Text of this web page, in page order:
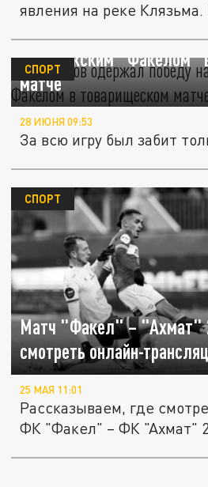
явления на реке
ФК "Ростов" одержал
воронежским "Факелом"
матче
СПОРТ
28 ИЮНЯ 09:53
За всю игру был забит
Матч "Факел" – "Ахмат"
смотреть онлайн-
СПОРТ
25 МАЯ 11:01
Рассказываем, где
ФК "Факел" – ФК "Ахмат"